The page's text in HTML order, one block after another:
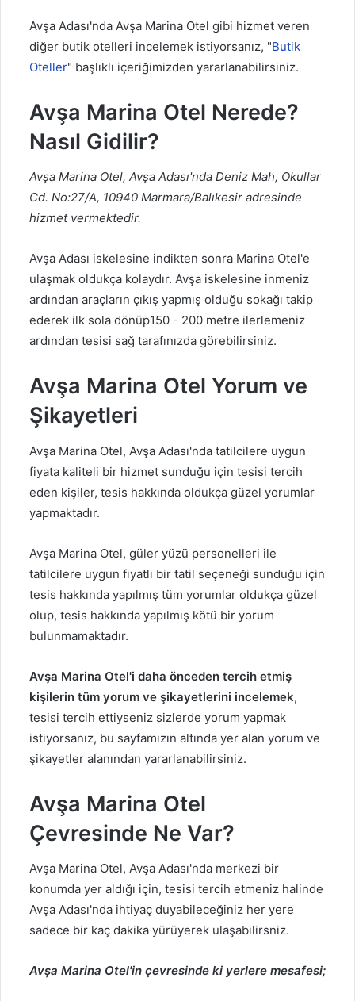
Avşa Adası'nda Avşa Marina Otel gibi hizmet veren
diğer butik otelleri incelemek istiyorsanız, "Butik
Oteller" başlıklı içeriğimizden yararlanabilirsiniz.
Avşa Marina Otel Nerede?
Nasıl Gidilir?
Avşa Marina Otel, Avşa Adası'nda Deniz Mah, Okullar
Cd. No:27/A, 10940 Marmara/Balıkesir adresinde
hizmet vermektedir.
Avşa Adası iskelesine indikten sonra Marina Otel'e
ulaşmak oldukça kolaydır. Avşa iskelesine inmeniz
ardından araçların çıkış yapmış olduğu sokağı takip
ederek ilk sola dönüp150 - 200 metre ilerlemeniz
ardından tesisi sağ tarafınızda görebilirsiniz.
Avşa Marina Otel Yorum ve
Şikayetleri
Avşa Marina Otel, Avşa Adası'nda tatilcilere uygun
fiyata kaliteli bir hizmet sunduğu için tesisi tercih
eden kişiler, tesis hakkında oldukça güzel yorumlar
yapmaktadır.
Avşa Marina Otel, güler yüzü personelleri ile
tatilcilere uygun fiyatlı bir tatil seçeneği sunduğu için
tesis hakkında yapılmış tüm yorumlar oldukça güzel
olup, tesis hakkında yapılmış kötü bir yorum
bulunmamaktadır.
Avşa Marina Otel'i daha önceden tercih etmiş
kişilerin tüm yorum ve şikayetlerini incelemek,
tesisi tercih ettiyseniz sizlerde yorum yapmak
istiyorsanız, bu sayfamızın altında yer alan yorum ve
şikayetler alanından yararlanabilirsiniz.
Avşa Marina Otel
Çevresinde Ne Var?
Avşa Marina Otel, Avşa Adası'nda merkezi bir
konumda yer aldığı için, tesisi tercih etmeniz halinde
Avşa Adası'nda ihtiyaç duyabileceğiniz her yere
sadece bir kaç dakika yürüyerek ulaşabilirsniz.
Avşa Marina Otel'in çevresinde ki yerlere mesafesi;